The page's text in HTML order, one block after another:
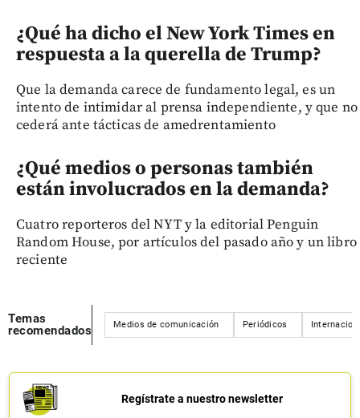
¿Qué ha dicho el New York Times en
respuesta a la querella de Trump?
Que la demanda carece de fundamento legal, es un
intento de intimidar al prensa independiente, y que no
cederá ante tácticas de amedrentamiento
¿Qué medios o personas también
están involucrados en la demanda?
Cuatro reporteros del NYT y la editorial Penguin
Random House, por artículos del pasado año y un libro
reciente
Temas
recomendados
Medios de comunicación Periódicos
Regístrate a nuestro newsletter